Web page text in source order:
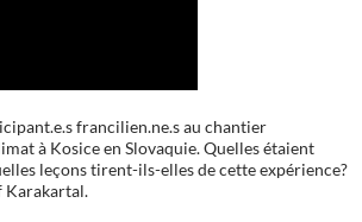
francilien.ne.s au chantier
à Kosice en Slovaquie. Quelles étaient
leçons tirent-ils-elles de cette expérience?
Karakartal.